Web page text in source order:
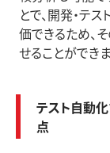
とで、開発・テ
価できるため、
せることができま
テスト自動
点